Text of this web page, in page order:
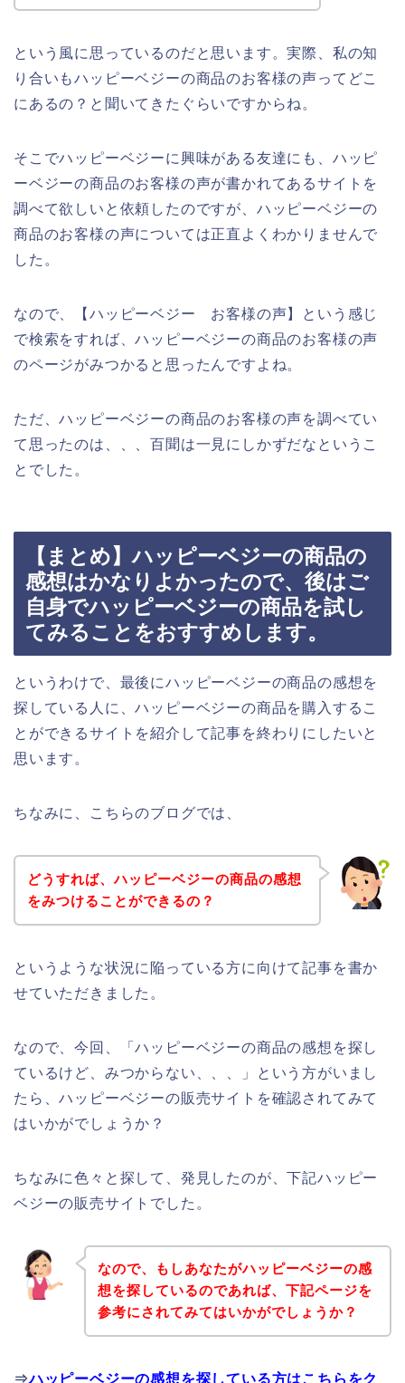
という風に思っているのだと思います。実際、私の知
り合いもハッピーベジーの商品のお客様の声ってどこ
にあるの？と聞いてきたぐらいですからね。
そこでハッピーベジーに興味がある友達にも、ハッピ
ーベジーの商品のお客様の声が書かれてあるサイトを
調べて欲しいと依頼したのですが、ハッピーベジーの
商品のお客様の声については正直よくわかりませんで
した。
なので、【ハッピーベジー お客様の声】という感じ
で検索をすれば、ハッピーベジーの商品のお客様の声
のページがみつかると思ったんですよね。
ただ、ハッピーベジーの商品のお客様の声を調べてい
て思ったのは、、、百聞は一見にしかずだなというこ
とでした。
【まとめ】ハッピーベジーの商品の
感想はかなりよかったので、後はご
自身でハッピーベジーの商品を試し
てみることをおすすめします。
というわけで、最後にハッピーベジーの商品の感想を
探している人に、ハッピーベジーの商品を購入するこ
とができるサイトを紹介して記事を終わりにしたいと
思います。
ちなみに、こちらのブログでは、
どうすれば、ハッピーベジーの商品の感想
をみつけることができるの？
というような状況に陥っている方に向けて記事を書か
せていただきました。
なので、今回、「ハッピーベジーの商品の感想を探し
ているけど、みつからない、、、」という方がいまし
たら、ハッピーベジーの販売サイトを確認されてみて
はいかがでしょうか？
ちなみに色々と探して、発見したのが、下記ハッピー
ベジーの販売サイトでした。
なので、もしあなたがハッピーベジーの感
想を探しているのであれば、下記ページを
参考にされてみてはいかがでしょうか？
⇒ハッピーベジーの感想を探している方はこちらをク